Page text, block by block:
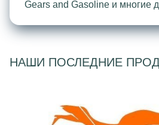
Gears and Gasoline и многие
НАШИ ПОСЛЕДНИЕ